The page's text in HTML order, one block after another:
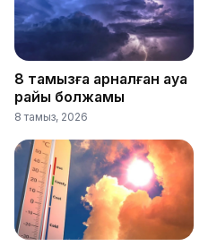
8 тамызға арналған ауа
райы болжамы
8 тамыз, 2026